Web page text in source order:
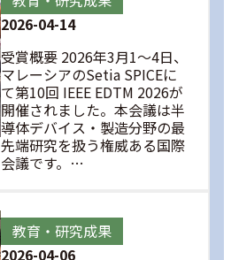
2026-04-14
受賞概要 2026年3月1〜4日、
マレーシアのSetia SPICEに
て第10回 IEEE EDTM 2026が
開催されました。本会議は半
導体デバイス・製造分野の最
先端研究を扱う権威ある国際
会議です。…
教育・研究成果
2026-04-06